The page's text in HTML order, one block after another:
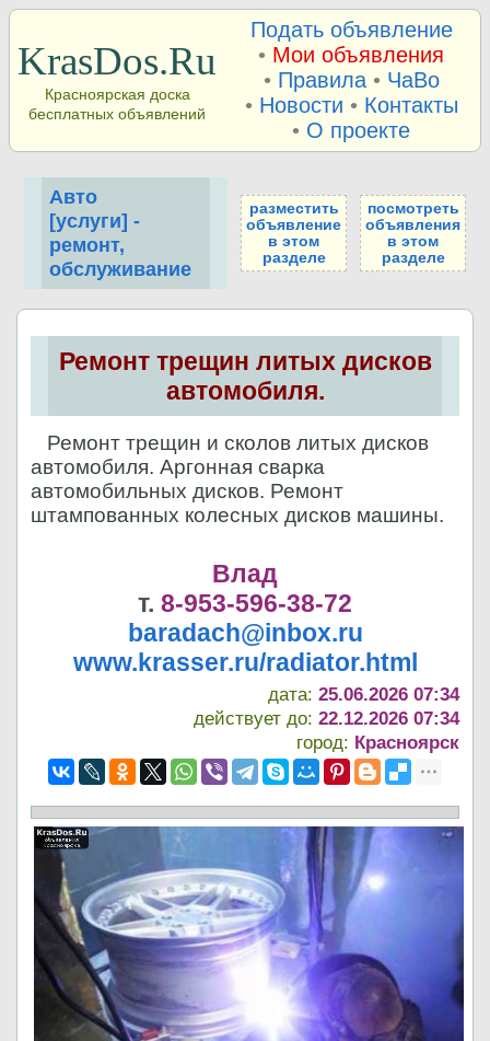
KrasDos.Ru
Красноярская доска
бесплатных объявлений
Подать объявление
• Мои объявления
• Правила• ЧаВо
• Новости • Контакты
• О проекте
Авто
[услуги] -
ремонт,
обслуживание
разместить
объявление
в этом
разделе
посмотреть
объявления
в этом
разделе
Ремонт трещин литых дисков
автомобиля.
Ремонт трещин и сколов литых дисков
автомобиля. Аргонная сварка
автомобильных дисков. Ремонт
штампованных колесных дисков машины.
Влад
т. 8-953-596-38-72
baradach@inbox.ru
www.krasser.ru/radiator.html
дата:25.06.2026 07:34
действует до:22.12.2026 07:34
город: Красноярск